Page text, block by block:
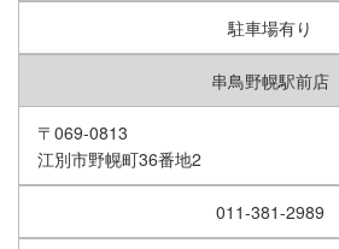
駐車場有り
串鳥野幌駅前店
〒069-0813
江別市野幌町36番地2
011-381-2989